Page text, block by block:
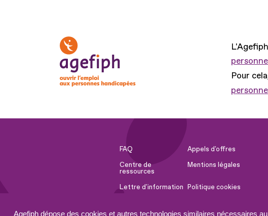
Agefiph dépose des cookies et autres technologies similaires nécessaires
Pour
FAQ
Appels d'offres
Centre de
ressources
Mentions légales
Lettre d'information Politique cookies